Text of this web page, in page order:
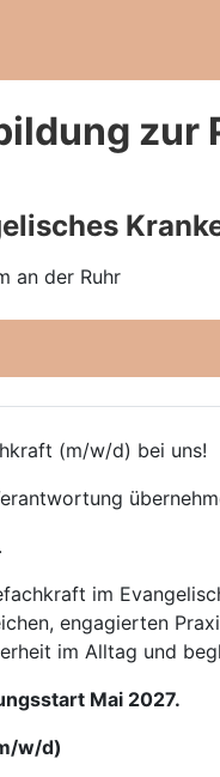
zur
an der Ruhr
(m/w/d) bei uns!
im
engagierten
im Alltag und
Mai 2027.
w/d)